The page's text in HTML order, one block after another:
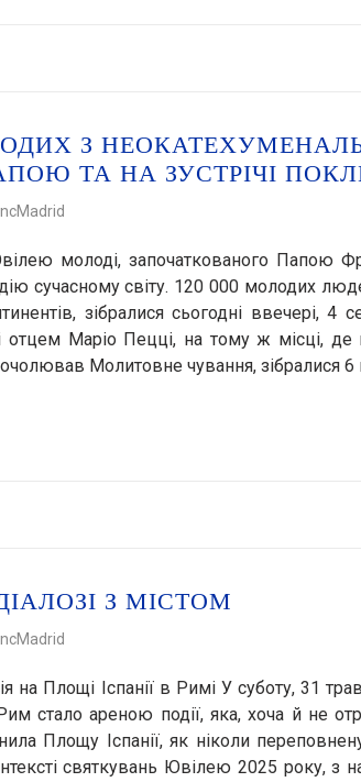
З
ТА НА ЗУСТРІЧІ
молоді, започаткованого Папою
сучасному світу. 120 000 молодих
зібралися сьогодні
отцем Маріо Пецці, на тому ж місці, де
Молитовне чування, зібралися 6
З МІСТОМ
на Площі Іспанії в Римі У суботу, 31
стало ареною події, яка, хоча й не
Площу Іспанії, як ніколи
святкувань Ювілею 2025 року, з